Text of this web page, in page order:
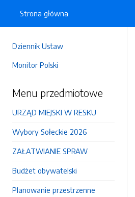
Dziennik Ustaw
Monitor Polski
Menu przedmiotowe
URZĄD MIEJSKI W RESKU
Wybory Sołeckie 2026
ZAŁATWIANIE SPRAW
Budżet obywatelski
Planowanie przestrzenne
Strona główna